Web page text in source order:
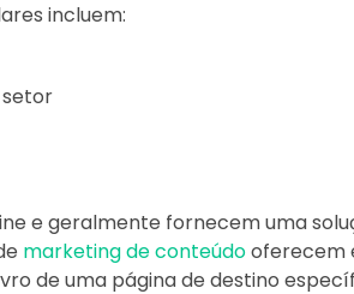
incluem:
setor
e geralmente fornecem uma
marketing de conteúdooferecem
de uma página de destino